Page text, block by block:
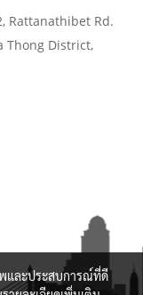
Rattanathibet Rd.
Thong District,
และประสบการณ์ที่ดี